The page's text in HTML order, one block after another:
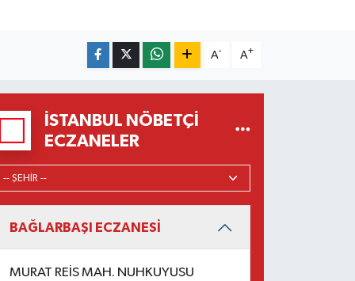
A- A+
İSTANBUL NÖBETÇI
ECZANELER
BAĞLARBAŞI ECZANESİ
MURAT REİS MAH. NUHKUYUSU